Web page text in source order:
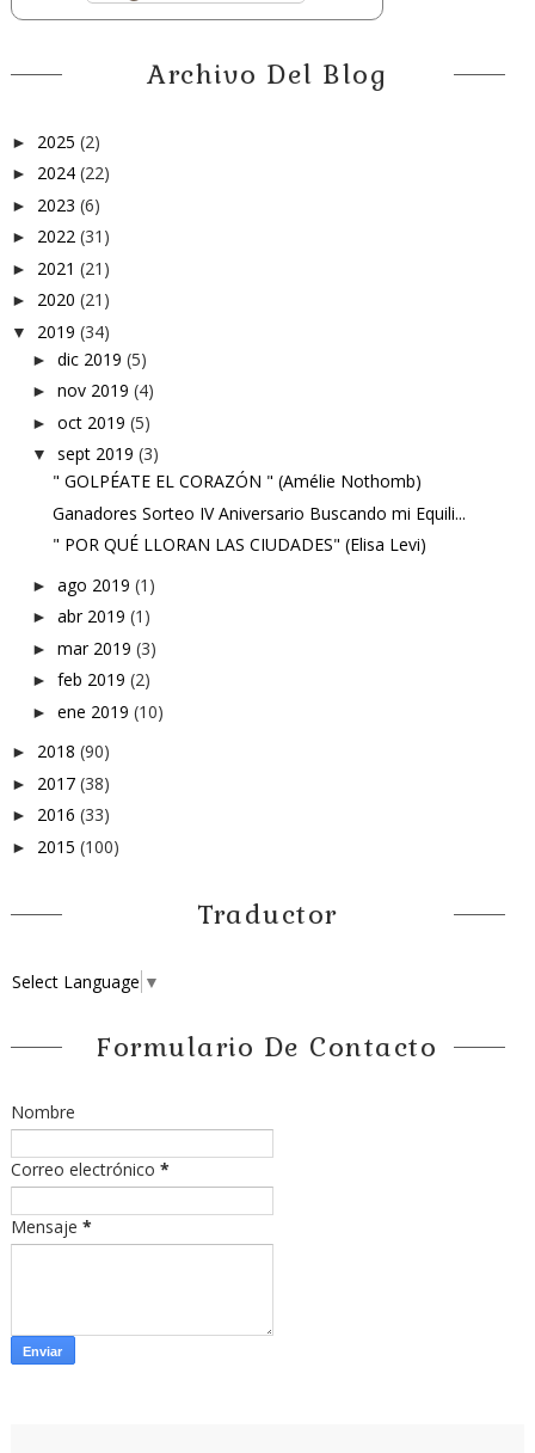
Archivo Del Blog
► 2025 (2)
► 2024 (22)
► 2023 (6)
► 2022 (31)
► 2021 (21)
► 2020 (21)
▼ 2019 (34)
► dic 2019 (5)
► nov 2019 (4)
► oct 2019 (5)
▼ sept 2019 (3)
" GOLPÉATE EL CORAZÓN " (Amélie Nothomb)
Ganadores Sorteo IV Aniversario Buscando mi Equili...
" POR QUÉ LLORAN LAS CIUDADES" (Elisa Levi)
► ago 2019 (1)
► abr 2019 (1)
► mar 2019 (3)
► feb 2019 (2)
► ene 2019 (10)
► 2018 (90)
► 2017 (38)
► 2016 (33)
► 2015 (100)
Traductor
Select Language ▼
Formulario De Contacto
Nombre
Correo electrónico *
Mensaje *